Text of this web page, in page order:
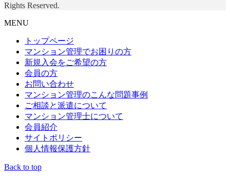
Rights Reserved.
MENU
トップページ
マンション管理でお困りの方
新規入会をご希望の方
会員の方
お問い合わせ
マンション管理のこんな問題事例
ご相談と派遣について
マンション管理士について
会員紹介
サイトポリシー
個人情報保護方針
Back to top